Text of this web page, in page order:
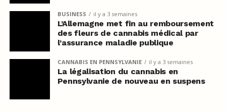
BUSINESS il y a 3 semaines
L’Allemagne met fin au remboursement
des fleurs de cannabis médical par
l’assurance maladie publique
CANNABIS EN PENNSYLVANIE il y a 3 semaines
La légalisation du cannabis en
Pennsylvanie de nouveau en suspens